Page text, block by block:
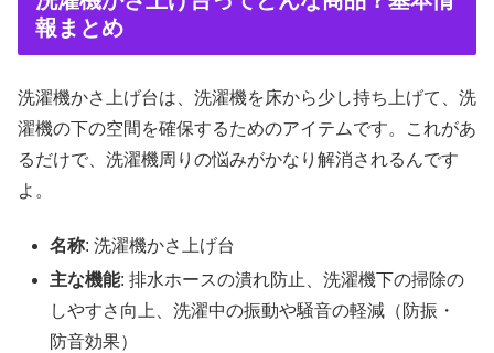
報まとめ
洗濯機かさ上げ台は、洗濯機を床から少し持ち上げて、洗
濯機の下の空間を確保するためのアイテムです。これがあ
るだけで、洗濯機周りの悩みがかなり解消されるんです
よ。
名称: 洗濯機かさ上げ台
主な機能: 排水ホースの潰れ防止、洗濯機下の掃除の
しやすさ向上、洗濯中の振動や騒音の軽減（防振・
防音効果）